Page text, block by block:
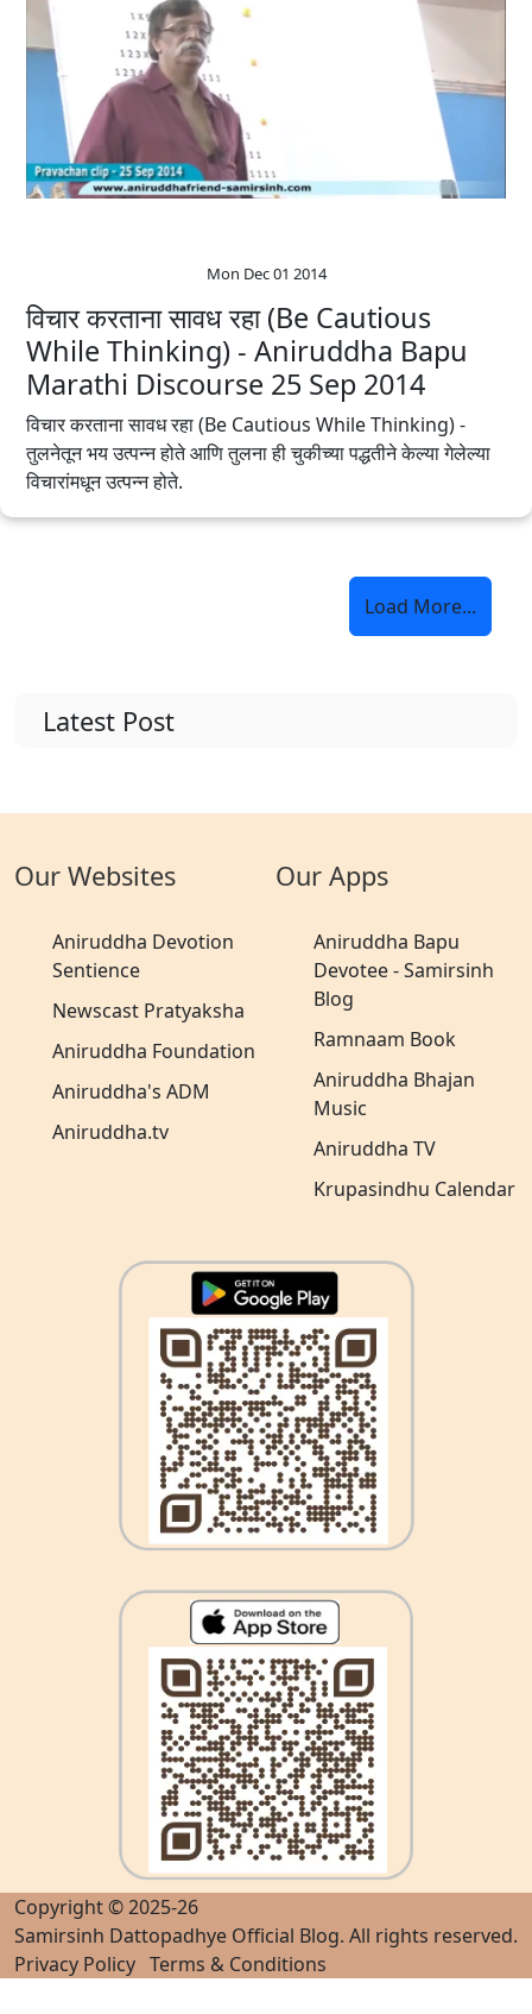
Mon Dec 01 2014
विचार करताना सावध रहा (Be Cautious
While Thinking) - Aniruddha Bapu
Marathi Discourse 25 Sep 2014
विचार करताना सावध रहा (Be Cautious While Thinking) -
तुलनेतून भय उत्पन्न होते आणि तुलना ही चुकीच्या पद्धतीने केल्या गेलेल्या
विचारांमधून उत्पन्न होते.
Load More...
Latest Post
Our Websites
Aniruddha Devotion
Sentience
Newscast Pratyaksha
Aniruddha Foundation
Aniruddha's ADM
Aniruddha.tv
Our Apps
Aniruddha Bapu
Devotee - Samirsinh
Blog
Ramnaam Book
Aniruddha Bhajan
Music
Aniruddha TV
Krupasindhu Calendar
Copyright © 2025-26
Samirsinh Dattopadhye Official Blog. All rights reserved.
Privacy Policy Terms & Conditions